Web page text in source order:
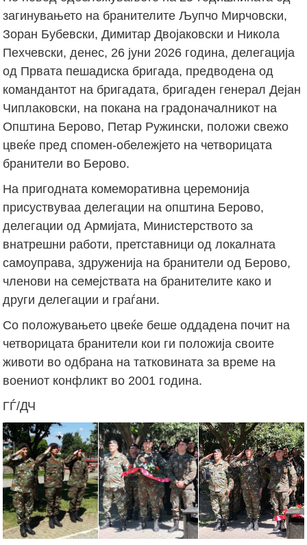
загинувањето на бранителите Љупчо Мирчовски,
Зоран Бубевски, Димитар Двојаковски и Никола
Пехчевски, денес, 26 јуни 2026 година, делегација
од Првата пешадиска бригада, предводена од
командантот на бригадата, бригаден генерал Дејан
Чиплаковски, на покана на градоначалникот на
Општина Берово, Петар Ружински, положи свежо
цвеќе пред спомен-обележјето на четворицата
бранители во Берово.
На пригодната комеморативна церемонија
присуствуваа делегации на општина Берово,
делегации од Армијата, Министерството за
внатрешни работи, претставници од локалната
самоуправа, здруженија на бранители од Берово,
членови на семејствата на бранителите како и
други делегации и граѓани.
Со положувањето цвеќе беше оддадена почит на
четворицата бранители кои ги положија своите
животи во одбрана на татковината за време на
воениот конфликт во 2001 година.
ГЃ/ДЧ